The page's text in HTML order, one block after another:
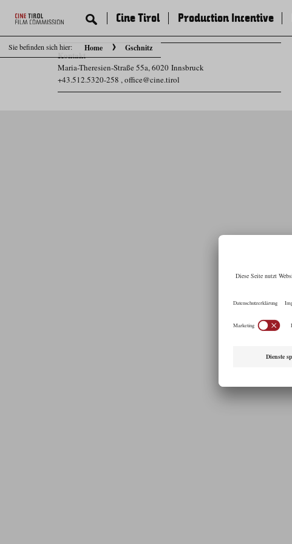
Sie befinden sich hier: Home Gschnitz
Cine Tirol Production Incentive
Kontakt
Maria-Theresien-Straße 55a, 6020 Innsbruck
+43.512.5320-258 ,office@cine.tirol